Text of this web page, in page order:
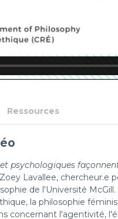
Ressources
psychologiques
Lavallee,
de l'Université
la philosophie
concernant l'agentivité,